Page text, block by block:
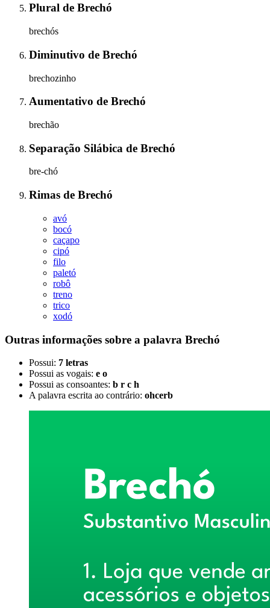
Plural de Brechó
brechós
Diminutivo de Brechó
brechozinho
Aumentativo de Brechó
brechão
Separação Silábica de Brechó
bre-chó
Rimas de Brechó
avó
bocó
caçapo
cipó
filo
paletó
robô
treno
trico
xodó
Outras informações sobre a palavra Brechó
Possui: 7 letras
Possui as vogais: e o
Possui as consoantes: b r c h
A palavra escrita ao contrário: ohcerb